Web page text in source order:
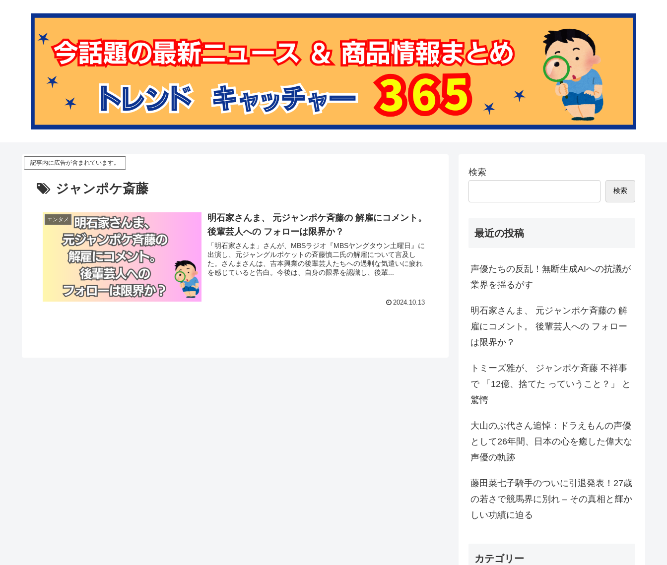
記事内に広告が含まれています。
ジャンポケ斎藤
エンタメ
明石家さんま、 元ジャンポケ斉藤の 解雇にコメント。
後輩芸人への フォローは限界か？
「明石家さんま」さんが、MBSラジオ『MBSヤングタウン土曜日』に
出演し、元ジャングルポケットの斉藤慎二氏の解雇について言及し
た。さんまさんは、吉本興業の後輩芸人たちへの過剰な気遣いに疲れ
を感じていると告白。今後は、自身の限界を認識し、後輩...
2024.10.13
検索
検索
最近の投稿
声優たちの反乱！無断生成AIへの抗議が
業界を揺るがす
明石家さんま、 元ジャンポケ斉藤の 解
雇にコメント。 後輩芸人への フォロー
は限界か？
トミーズ雅が、 ジャンポケ斉藤 不祥事
で 「12億、捨てた っていうこと？」 と
驚愕
大山のぶ代さん追悼：ドラえもんの声優
として26年間、日本の心を癒した偉大な
声優の軌跡
藤田菜七子騎手のついに引退発表！27歳
の若さで競馬界に別れ – その真相と輝か
しい功績に迫る
カテゴリー